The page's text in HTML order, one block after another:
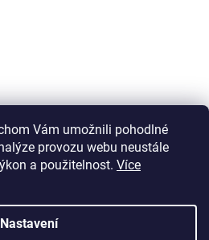
Vám umožnili pohodlné
provozu webu neustále
a použitelnost. Více
Nastavení